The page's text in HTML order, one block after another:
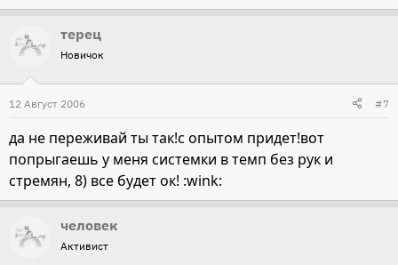
терец
Новичок
12 Август 2006 #7
да не переживай ты так!с опытом придет!вот
попрыгаешь у меня системки в темп без рук и
стремян, 8) все будет ок! :wink:
человек
Активист